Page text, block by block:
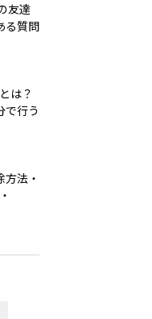
友達
る質問
は？
で行う
法・